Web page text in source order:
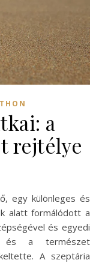
a
rejtélye
alatt formálódott a
és egyedi
és a természet
A szeptária